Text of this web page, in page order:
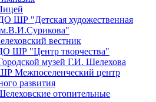
ШР "Детская художественная
вестник
ШР "Центр творчества"
музей Г.И. Шелехова
Межпоселенческий центр
развития
отопительные